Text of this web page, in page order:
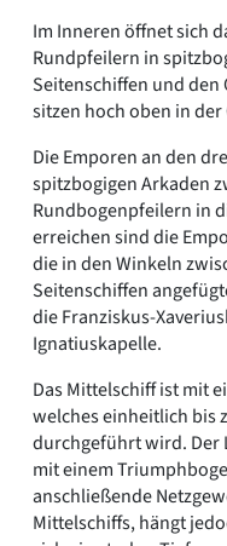
Im Inneren öffnet sich
Rundpfeilern in
Seitenschiffen und
sitzen hoch oben in
Die Emporen an den
spitzbogigen Arkaden
Rundbogenpfeilern in
erreichen sind die
die in den Winkeln
Seitenschiffen
die Franziskus-
Ignatiuskapelle.
Das Mittelschiff ist mit
welches einheitlich bis
durchgeführt wird. Der
mit einem
anschließende
Mittelschiffs, hängt